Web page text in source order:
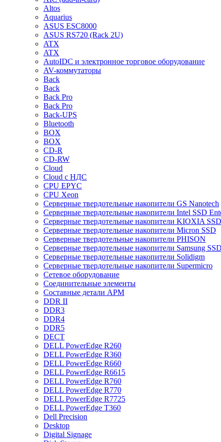
Altos
Aquarius
ASUS ESC8000
ASUS RS720 (Rack 2U)
ATX
ATX
AutoIDC и электронное торговое оборудование
AV-коммутаторы
Back
Back
Back Pro
Back Pro
Back-UPS
Bluetooth
BOX
BOX
CD-R
CD-RW
Cloud
Cloud с НДС
CPU EPYC
CPU Xeon
Cерверные твердотельные накопители GS Nanotech
Cерверные твердотельные накопители Intel SSD
Cерверные твердотельные накопители KIOXIA SSD
Cерверные твердотельные накопители Micron SSD
Cерверные твердотельные накопители PHISON
Cерверные твердотельные накопители Samsung
Cерверные твердотельные накопители Solidigm
Cерверные твердотельные накопители Supermicro
Cетевое оборудование
Cоединительные элементы
Cоставные детали АРМ
DDR II
DDR3
DDR4
DDR5
DECT
DELL PowerEdge R260
DELL PowerEdge R360
DELL PowerEdge R660
DELL PowerEdge R6615
DELL PowerEdge R760
DELL PowerEdge R770
DELL PowerEdge R7725
DELL PowerEdge T360
Dell Precision
Desktop
Digital Signage